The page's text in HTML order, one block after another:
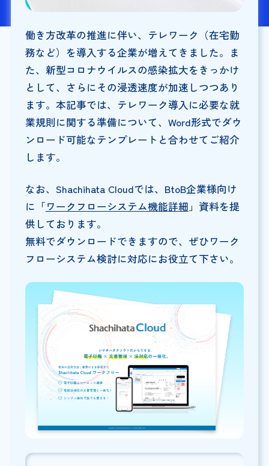
働き方改革の推進に伴い、テレワーク（在宅勤
務など）を導入する企業が増えてきました。ま
た、新型コロナウイルスの感染拡大をきっかけ
として、さらにその浸透速度が加速しつつあり
ます。本記事では、テレワーク導入に必要な就
業規則に関する準備について、Word形式でダウ
ンロード可能なテンプレートと合わせてご紹介
します。
なお、Shachihata Cloudでは、BtoB企業様向け
に「ワークフローシステム機能詳細 」資料を提
供しております。
無料でダウンロードできますので、ぜひワーク
フローシステム検討に対応にお役立て下さい。